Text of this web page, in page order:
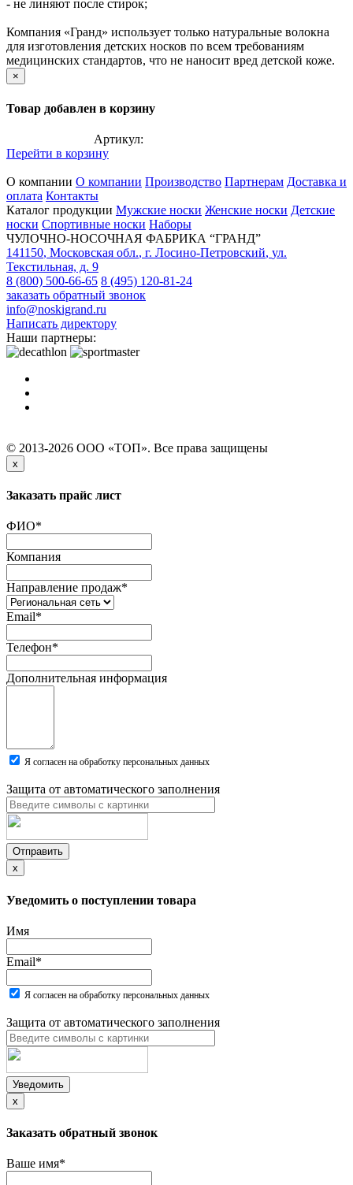
- не линяют после стирок;
Компания «Гранд» использует только натуральные волокна
для изготовления детских носков по всем требованиям
медицинских стандартов, что не наносит вред детской коже.
×
Товар добавлен в корзину
Артикул:
Перейти в корзину
О компании О компании Производство Партнерам Доставка и
оплата Контакты
Каталог продукции Мужские носки Женские носки Детские
носки Спортивные носки Наборы
ЧУЛОЧНО-НОСОЧНАЯ ФАБРИКА “ГРАНД”
141150, Московская обл., г. Лосино-Петровский, ул.
Текстильная, д. 9
8 (800) 500-66-65 8 (495) 120-81-24
заказать обратный звонок
info@noskigrand.ru
Написать директору
Наши партнеры:
© 2013-2026 ООО «ТОП». Все права защищены
x
Заказать прайс лист
ФИО*
Компания
Направление продаж*
Email*
Телефон*
Дополнительная информация
Я согласен на обработку персональных данных
Защита от автоматического заполнения
Отправить
x
Уведомить о поступлении товара
Имя
Email*
Я согласен на обработку персональных данных
Защита от автоматического заполнения
Уведомить
x
Заказать обратный звонок
Ваше имя*